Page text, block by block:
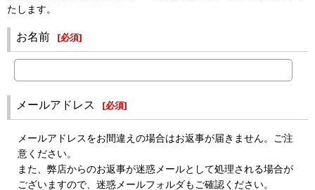
たします。
お名前 [必須]
メールアドレス [必須]
メールアドレスをお間違えの場合はお返事が届きません。ご注
意ください。
また、弊店からのお返事が迷惑メールとして処理される場合が
ございますので、迷惑メールフォルダもご確認ください。